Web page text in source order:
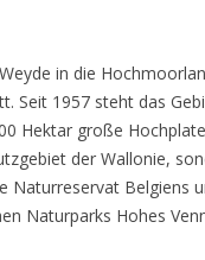
in die
Seit 1957 steht das
Hektar große
der Wallonie,
Naturreservat Belgiens
Naturparks Hohes